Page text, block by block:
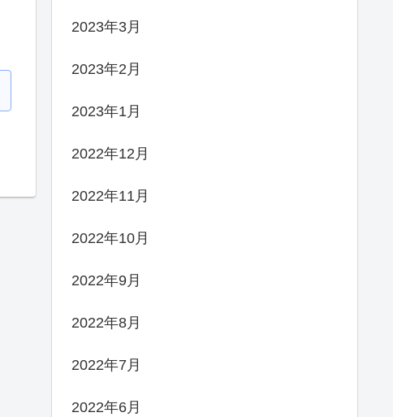
2023年3月
2023年2月
2023年1月
2022年12月
2022年11月
2022年10月
2022年9月
2022年8月
2022年7月
2022年6月